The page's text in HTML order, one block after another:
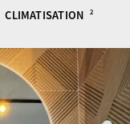
CLIMATISATION 2